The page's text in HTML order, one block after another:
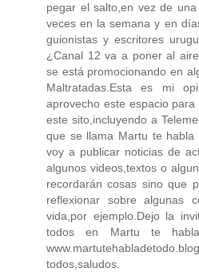
pegar el salto,en vez de
veces en la semana y en
guionistas y escritores
¿Canal 12 va a poner al
se está promocionando en
Maltratadas.Esta es mi
aprovecho este espacio
este sito,incluyendo a
que se llama Martu te
voy a publicar noticias de
algunos videos,textos o
recordarán cosas sino que
reflexionar sobre algunas
vida,por ejemplo.Dejo la
todos en Martu te
todos,saludos.